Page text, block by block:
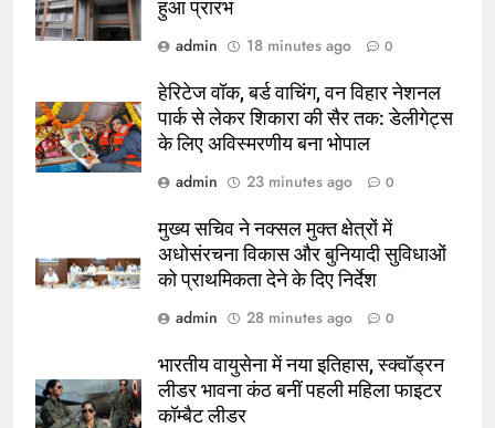
हुआ प्रारंभ
admin
18 minutes ago 0
हेरिटेज वॉक, बर्ड वाचिंग, वन विहार नेशनल
पार्क से लेकर शिकारा की सैर तक: डेलीगेट्स
के लिए अविस्मरणीय बना भोपाल
admin
23 minutes ago 0
मुख्य सचिव ने नक्सल मुक्त क्षेत्रों में
अधोसंरचना विकास और बुनियादी सुविधाओं
को प्राथमिकता देने के दिए निर्देश
admin
28 minutes ago 0
भारतीय वायुसेना में नया इतिहास, स्क्वॉड्रन
लीडर भावना कंठ बनीं पहली महिला फाइटर
कॉम्बैट लीडर